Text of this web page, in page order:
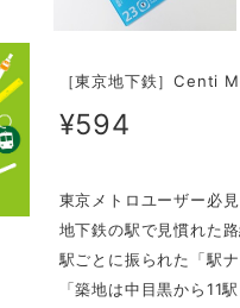
［東京地下鉄］Centi
¥594
東京メトロユーザー必見
地下鉄の駅で見慣れた
駅ごとに振られた「駅
「築地は中目黒から11